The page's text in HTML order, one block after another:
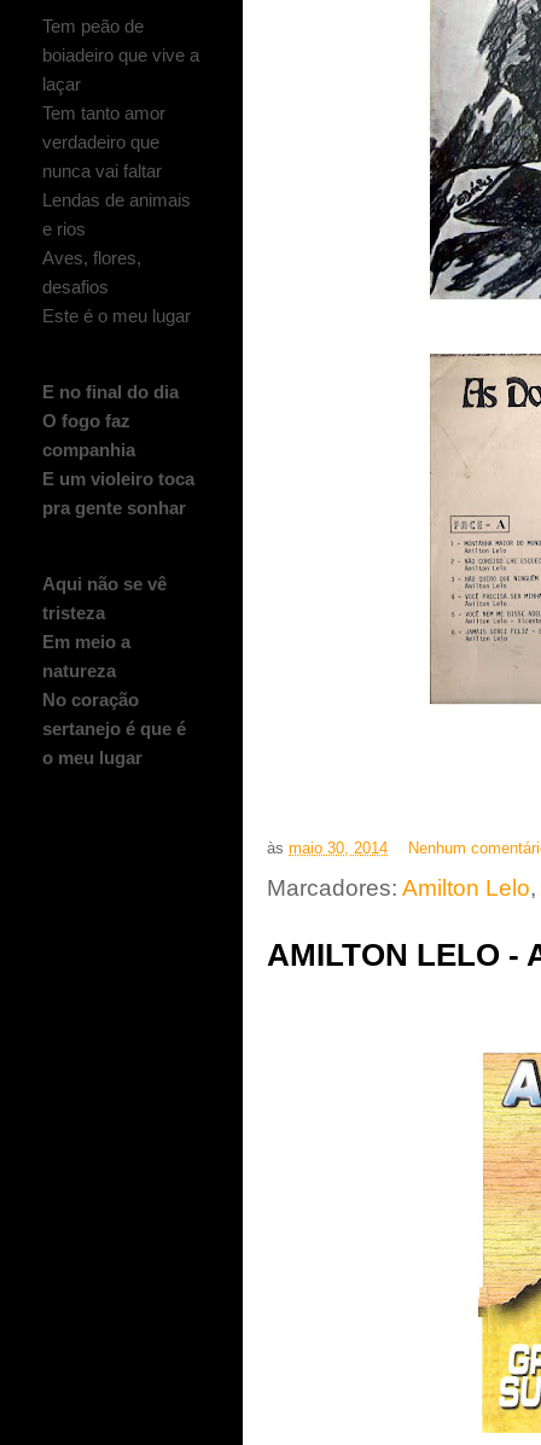
às maio 30, 2014 Nenhum
Marcadores: Amilton Lelo,
AMILTON LELO -
Tem peão de
boiadeiro que vive a
laçar
Tem tanto amor
verdadeiro que
nunca vai faltar
Lendas de animais
e rios
Aves, flores,
desafios
Este é o meu lugar
E no final do dia
O fogo faz
companhia
E um violeiro toca
pra gente sonhar
Aqui não se vê
tristeza
Em meio a
natureza
No coração
sertanejo é que é
o meu lugar